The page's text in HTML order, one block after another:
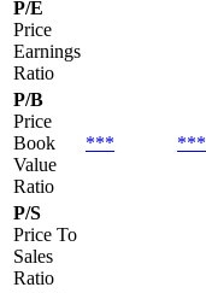
P/E
Price
Earnings
Ratio
P/B
Price
Book
Value
Ratio
*** ***
P/S
Price To
Sales
Ratio